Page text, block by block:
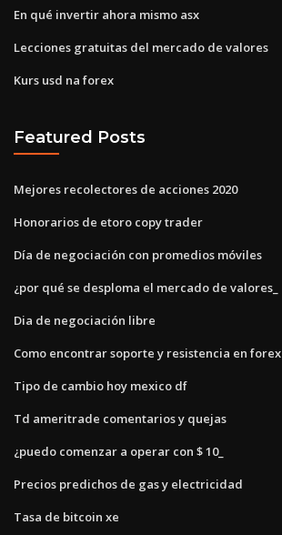
En qué invertir ahora mismo asx
Lecciones gratuitas del mercado de valores
Kurs usd na forex
Featured Posts
Mejores recolectores de acciones 2020
Honorarios de etoro copy trader
Día de negociación con promedios móviles
¿por qué se desploma el mercado de valores_
Dia de negociación libre
Como encontrar soporte y resistencia en forex
Tipo de cambio hoy mexico df
Td ameritrade comentarios y quejas
¿puedo comenzar a operar con $ 10_
Precios predichos de gas y electricidad
Tasa de bitcoin xe